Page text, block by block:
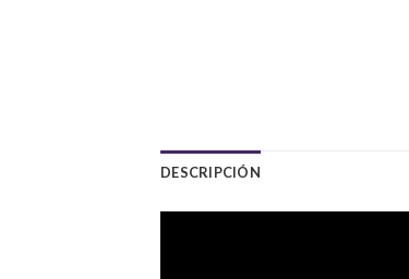
DESCRIPCIÓN